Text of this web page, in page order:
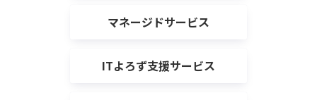
マネージドサービス
ITよろず支援サービス